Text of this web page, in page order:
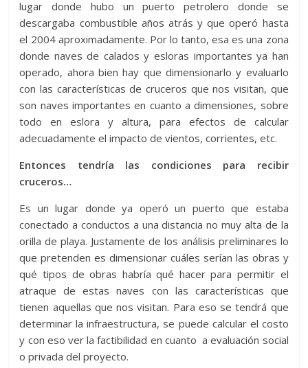
lugar donde hubo un puerto petrolero donde se
descargaba combustible años atrás y que operó hasta
el 2004 aproximadamente. Por lo tanto, esa es una zona
donde naves de calados y esloras importantes ya han
operado, ahora bien hay que dimensionarlo y evaluarlo
con las características de cruceros que nos visitan, que
son naves importantes en cuanto a dimensiones, sobre
todo en eslora y altura, para efectos de calcular
adecuadamente el impacto de vientos, corrientes, etc.
Entonces tendría las condiciones para recibir
cruceros…
Es un lugar donde ya operó un puerto que estaba
conectado a conductos a una distancia no muy alta de la
orilla de playa. Justamente de los análisis preliminares lo
que pretenden es dimensionar cuáles serían las obras y
qué tipos de obras habría qué hacer para permitir el
atraque de estas naves con las características que
tienen aquellas que nos visitan. Para eso se tendrá que
determinar la infraestructura, se puede calcular el costo
y con eso ver la factibilidad en cuanto a evaluación social
o privada del proyecto.